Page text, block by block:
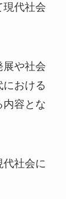
現代社会
展や社会
おける
内容とな
社会に